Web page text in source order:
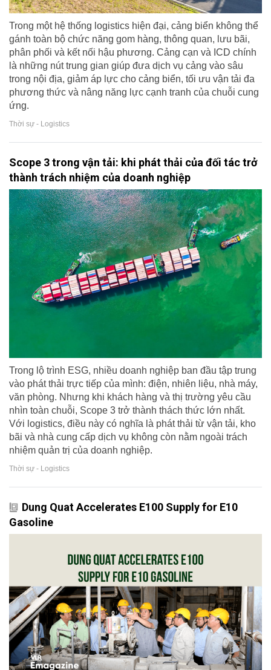
Trong một hệ thống logistics hiện đại, cảng biển không thể
gánh toàn bộ chức năng gom hàng, thông quan, lưu bãi,
phân phối và kết nối hậu phương. Cảng cạn và ICD chính
là những nút trung gian giúp đưa dịch vụ cảng vào sâu
trong nội địa, giảm áp lực cho cảng biển, tối ưu vận tải đa
phương thức và nâng năng lực cạnh tranh của chuỗi cung
ứng.
Thời sự - Logistics
Scope 3 trong vận tải: khi phát thải của đối tác trở
thành trách nhiệm của doanh nghiệp
Trong lộ trình ESG, nhiều doanh nghiệp ban đầu tập trung
vào phát thải trực tiếp của mình: điện, nhiên liệu, nhà máy,
văn phòng. Nhưng khi khách hàng và thị trường yêu cầu
nhìn toàn chuỗi, Scope 3 trở thành thách thức lớn nhất.
Với logistics, điều này có nghĩa là phát thải từ vận tải, kho
bãi và nhà cung cấp dịch vụ không còn nằm ngoài trách
nhiệm quản trị của doanh nghiệp.
Thời sự - Logistics
Dung Quat Accelerates E100 Supply for E10
Gasoline